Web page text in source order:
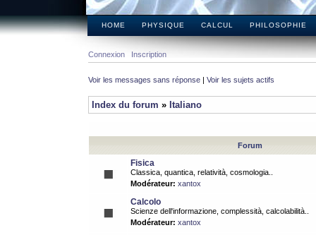
HOME PHYSIQUE CALCUL PHILOSOPHIE
Connexion Inscription
Voir les messages sans réponse | Voir les sujets actifs
Index du forum » Italiano
Forum
Fisica
Classica, quantica, relatività, cosmologia..
Modérateur: xantox
Calcolo
Scienze dell'informazione, complessità, calcolabilità..
Modérateur: xantox